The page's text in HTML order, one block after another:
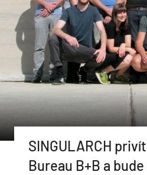
SINGULARCH
Bureau B+B a